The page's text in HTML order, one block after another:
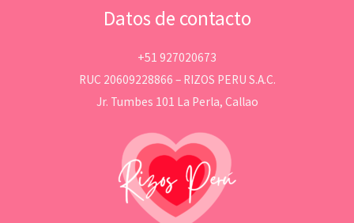
Datos de contacto
+51 927020673
RUC 20609228866 – RIZOS PERU S.A.C.
Jr. Tumbes 101 La Perla, Callao